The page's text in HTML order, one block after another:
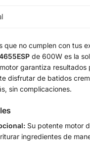
que no cumplen con tus
de 600W es la
garantiza resultados
disfrutar de batidos
sin complicaciones.
Su potente motor
ingredientes de